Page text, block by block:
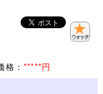
さい。
前中〆切)の週２回
重なった場合は
格： *****円